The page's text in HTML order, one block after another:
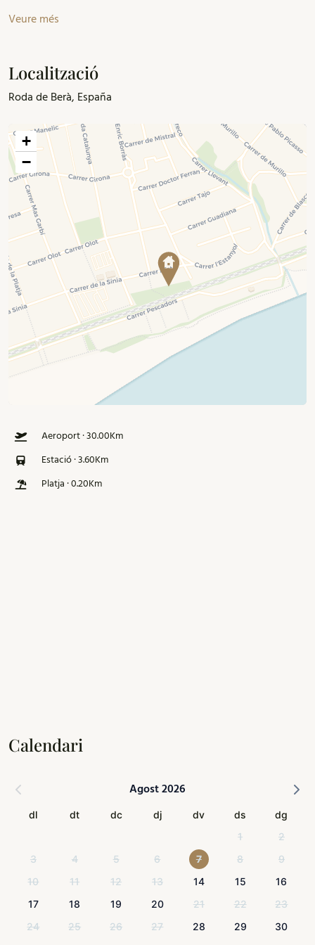
Veure més
Localització
Roda de Berà, España
+
−
Aeroport · 30.00Km
Estació · 3.60Km
Platja · 0.20Km
Calendari
Agost 2026
dl dt dc dj dv ds
dg
1
2
3
4 5 6 7 8
9
10
11 12 13 14 15
16
17
18 19 20 21 22
23
24
25 26 27 28 29
30